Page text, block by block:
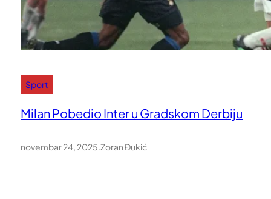
Sport
Milan Pobedio Inter u Gradskom Derbiju
novembar 24, 2025.Zoran Đukić